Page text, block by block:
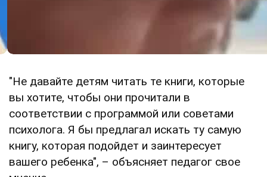
"Не давайте детям читать те книги, которые
вы хотите, чтобы они прочитали в
соответствии с программой или советами
психолога. Я бы предлагал искать ту самую
книгу, которая подойдет и заинтересует
вашего ребенка", – объясняет педагог свое